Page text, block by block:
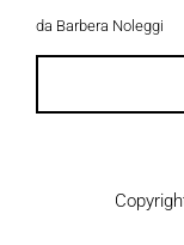
da Barbera Noleggi